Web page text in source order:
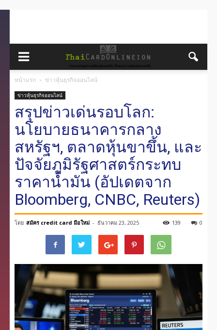
หน้าแรก ข่าวหุ้นธุรกิจออนไลน์
ข่าวหุ้นธุรกิจออนไลน์
สรุปข่าวเด่นรอบโลก:
นโยบายธนาคารกลาง
สหรัฐฯ, ตลาดหุ้นขาขึ้น, และ
ปัจจัยภูมิรัฐศาสตร์กระทบ
ราคาน้ำมัน (อัปเดตจาก
Bloomberg, CNBC, Reuters)
โดย สมัคร credit card มือใหม่ - ธันวาคม 23, 2025 0
139